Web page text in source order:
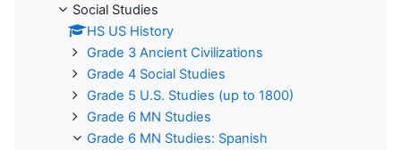
Social Studies
HS US History
Grade 3 Ancient Civilizations
Grade 4 Social Studies
Grade 5 U.S. Studies (up to 1800)
Grade 6 MN Studies
Grade 6 MN Studies: Spanish